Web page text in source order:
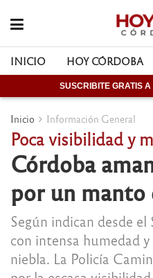
INICIO HOY CÓRDOBA
SUSCRIBITE GRATIS
Inicio Información General
Poca visibilidad y
Córdoba
por un manto
Según indican desde
con intensa humedad
niebla. La Policía